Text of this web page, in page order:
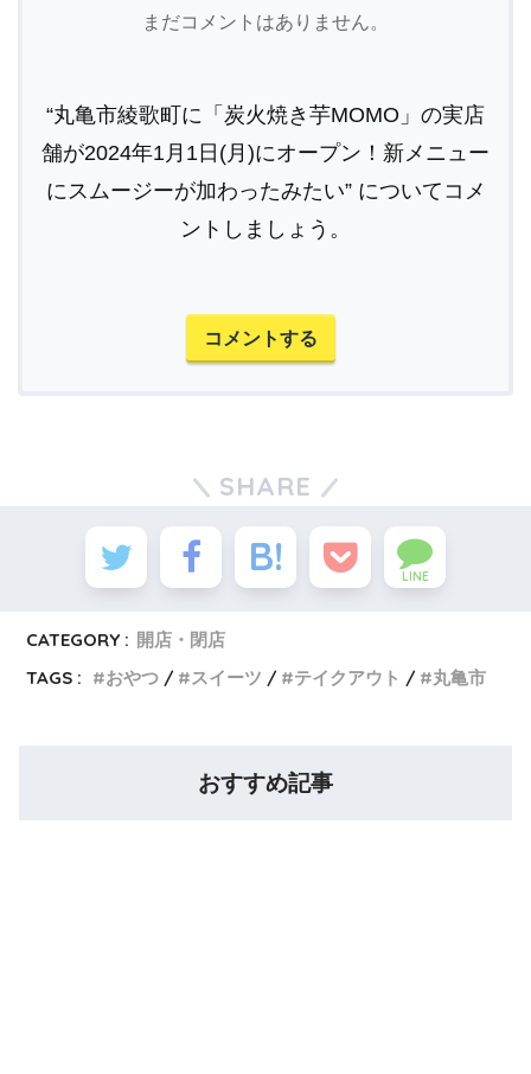
まだコメントはありません。
“丸亀市綾歌町に「炭火焼き芋MOMO」の実店
舗が2024年1月1日(月)にオープン！新メニュー
にスムージーが加わったみたい” についてコメ
ントしましょう。
コメントする
SHARE
LINE
CATEGORY : 開店・閉店
TAGS :
おやつ スイーツ テイクアウト 丸亀市
おすすめ記事